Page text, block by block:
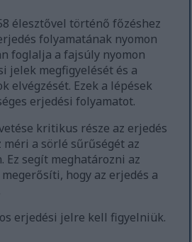
élesztővel történő főzéshez
folyamatának nyomon
foglalja a fajsúly nyomon
jelek megfigyelését és a
elvégzését. Ezek a lépések
erjedési folyamatot.
kritikus része az erjedés
méri a sörlé sűrűségét az
Ez segít meghatározni az
hogy az erjedés a
erjedési jelre kell figyelniük.